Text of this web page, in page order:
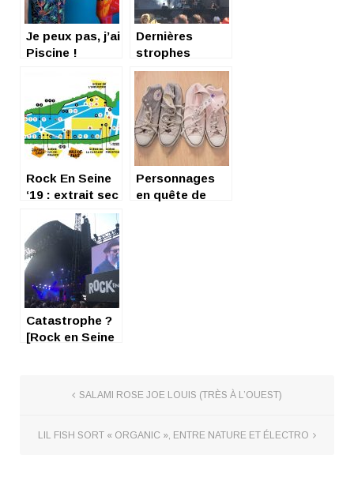
Je peux pas, j’ai
Piscine !
Dernières
strophes
[ROCK EN
SEINE 2019 –
JOUR 3]
Rock En Seine
‘19 : extrait sec
subjectif,
loufoque et
aléatoire
Personnages
en quête de
Catastrophe ?
[Rock en Seine
SALAMI ROSE JOE LOUIS (TRÈS À L’OUEST)
LIL FISH SORT « ORGANIC », ENTRE NATURE ET ÉLECTRO